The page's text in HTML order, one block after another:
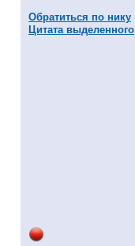
Обратиться по нику
Цитата выделенного